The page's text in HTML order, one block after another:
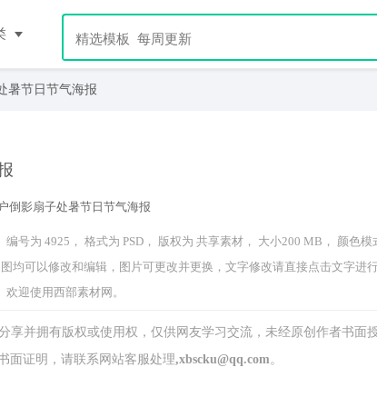
暑节日节气海报
号为 4925， 格式为 PSD， 版权为 共享素材， 大小200 MB， 颜色模
均可以修改和编辑，图片可更改并更换，文字修改请直接点击文字进
迎使用西部素材网。
享并拥有版权或使用权，仅供网友学习交流，未经原创作者书面
证明，请联系网站客服处理,xbscku@qq.com。